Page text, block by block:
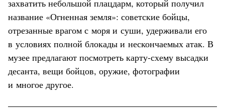
захватить небольшой плацдарм, который получил
название «Огненная земля»: советские бойцы,
отрезанные врагом с моря и суши, удерживали его
в условиях полной блокады и нескончаемых атак. В
музее предлагают посмотреть карту-схему высадки
десанта, вещи бойцов, оружие, фотографии
и многое другое.